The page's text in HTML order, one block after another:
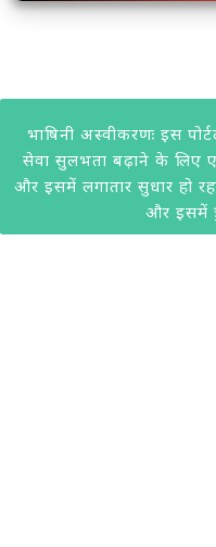
भाषिनी अस्वीकरणः इस
सेवा सुलभता बढ़ाने के लिए
और इसमें लगातार सुधार हो रहा
और इसमें